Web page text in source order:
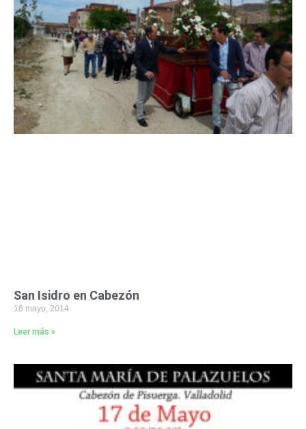
San Isidro en Cabezón
16 mayo, 2014
Leer más »